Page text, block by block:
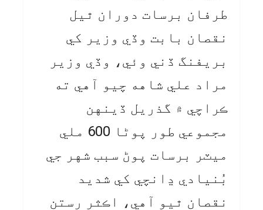
طرفان برسات دوران ٿيل
نقصان بابت وڏي وزير کي
بريفنگ ڏني وئي، وڏي وزير
مراد علي شاهه چيو آهي ته
ڪراچي ۾ گذريل ڏينهن
مجموعي طور پوڻا 600 ملي
ميٽر برسات پوڻ سبب شهر جي
بُنيادي ڍانچي کي شديد
نقصان ٿيو آهي، اڪثر رستن